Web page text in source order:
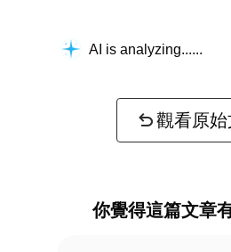
AI is analyzing...
觀看原
你覺得這篇文章